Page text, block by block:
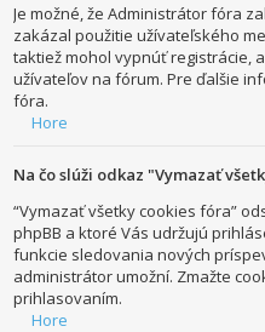
Je možné, že Administrátor fóra
zakázal použitie užívateľského
taktiež mohol vypnúť registrácie,
užívateľov na fórum. Pre ďalšie
fóra.
Hore
Na čo slúži odkaz "Vymazať
“Vymazať všetky cookies fóra”
phpBB a ktoré Vás udržujú
funkcie sledovania nových
administrátor umožní. Zmažte
prihlasovaním.
Hore